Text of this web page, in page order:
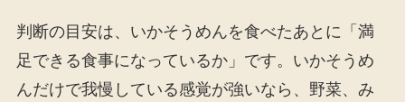
判断の目安は、いかそうめんを食べたあとに「満
足できる食事になっているか」です。いかそうめ
んだけで我慢している感覚が強いなら、野菜、み